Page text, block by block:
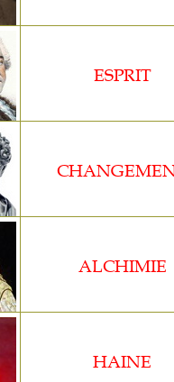
ESPRIT
ALCHIMIE
HAINE